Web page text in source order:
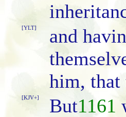
[YLT]
and
him, that
[KJV+] But1161